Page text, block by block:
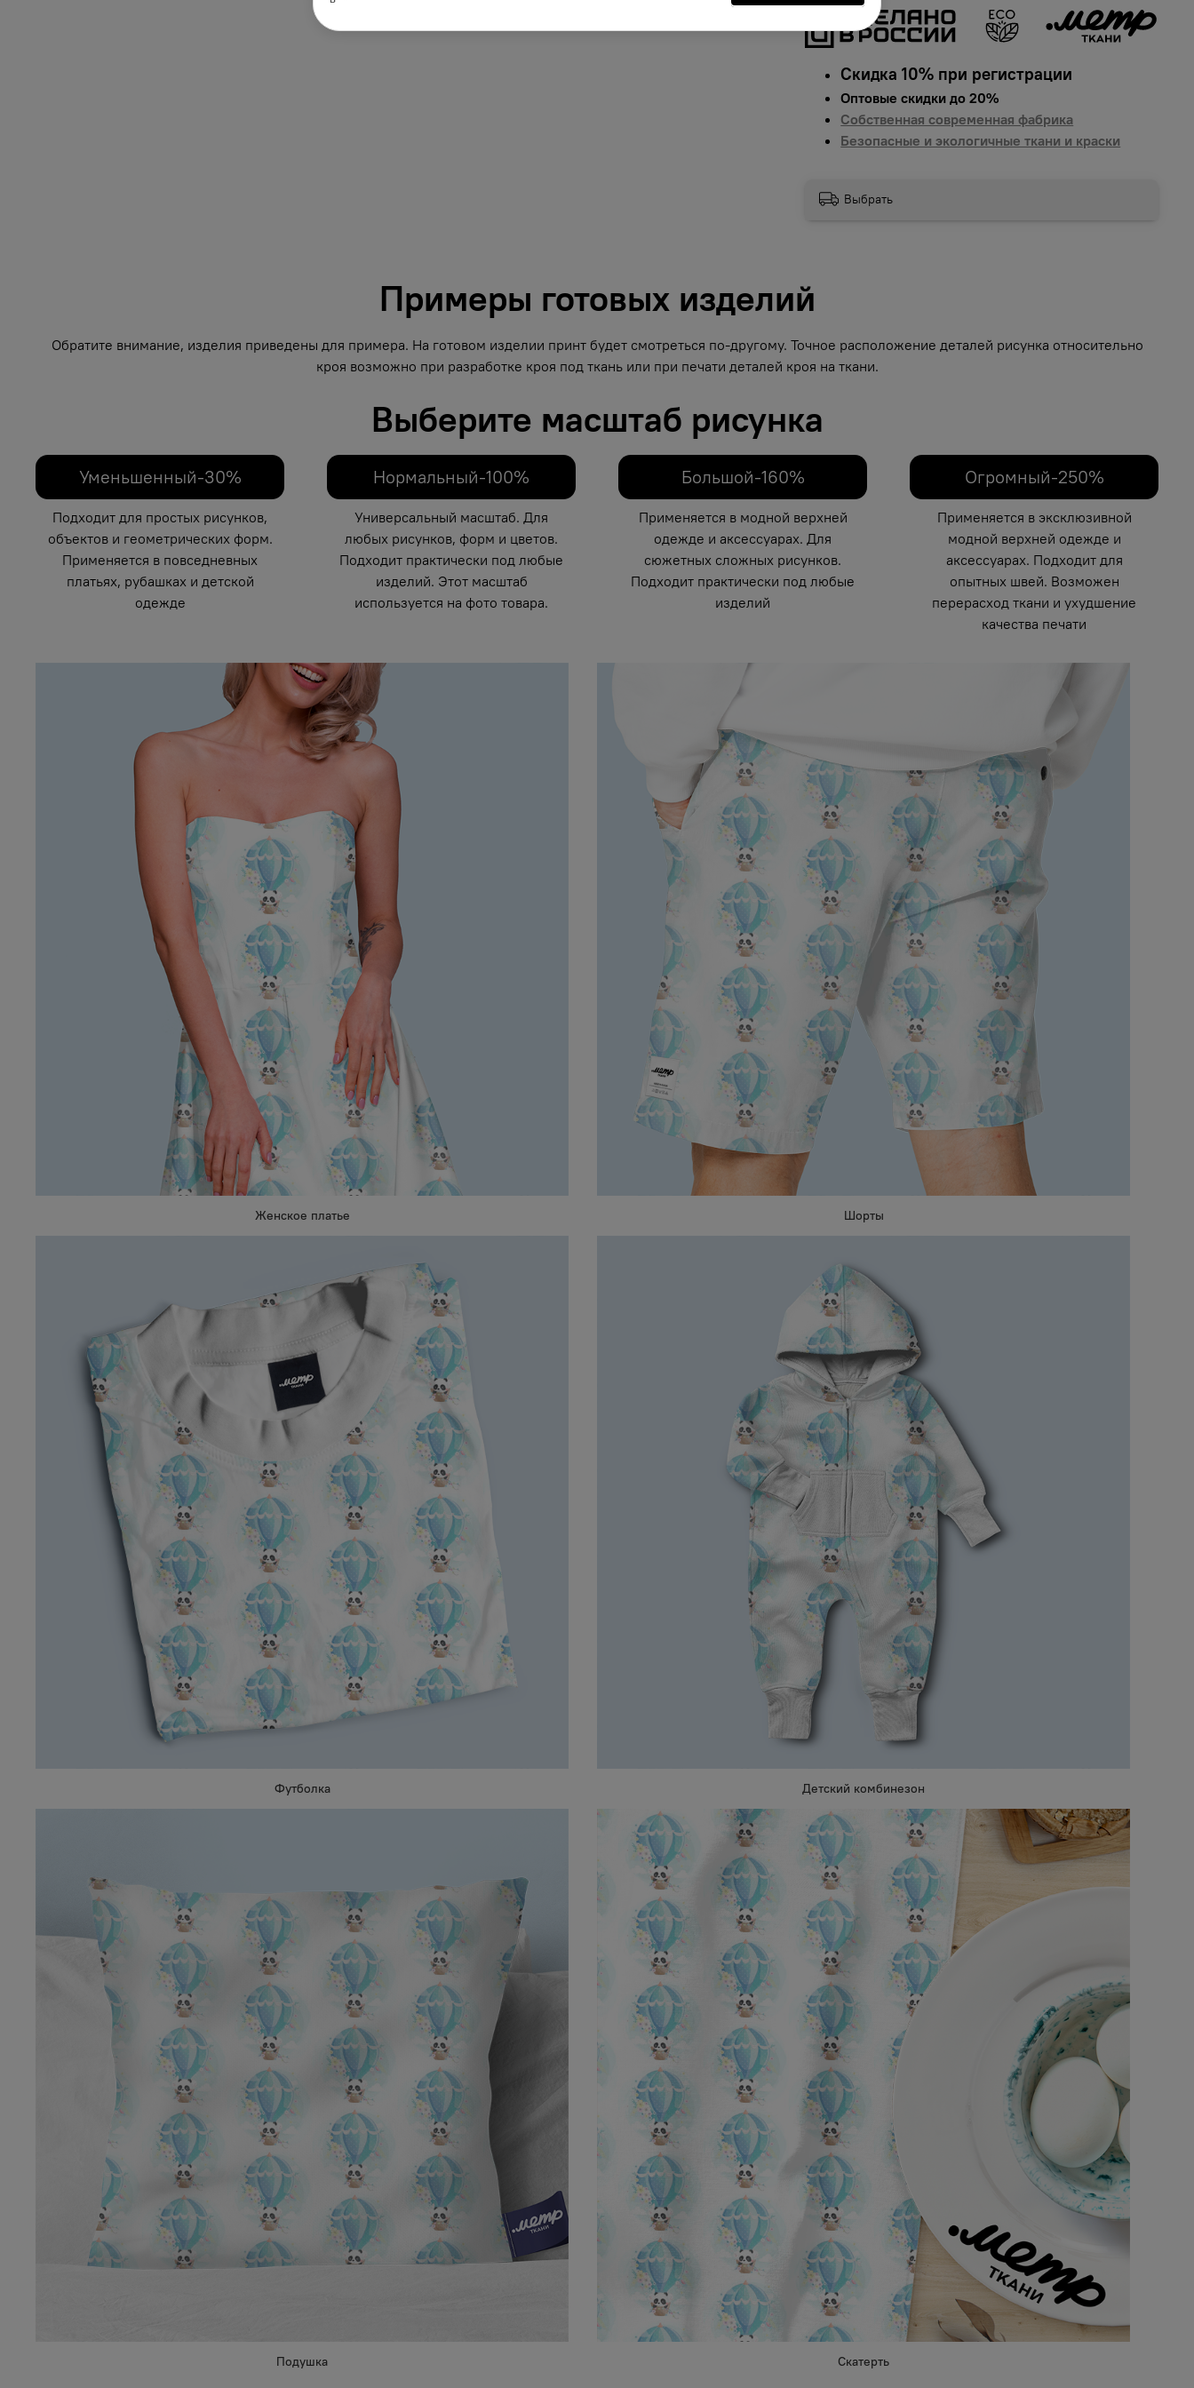
Скидка 10% при регистрации
Оптовые скидки до 20%
Собственная современная фабрика
Безопасные и экологичные ткани и краски
Выбрать
Примеры готовых изделий
Обратите внимание, изделия приведены для примера. На готовом изделии принт будет смотреться по-другому. Точное расположение деталей рисунка относительно
кроя возможно при разработке кроя под ткань или при печати деталей кроя на ткани.
Выберите масштаб рисунка
Уменьшенный-30%
Подходит для простых рисунков,
объектов и геометрических форм.
Применяется в повседневных
платьях, рубашках и детской
одежде
Нормальный-100%
Универсальный масштаб. Для
любых рисунков, форм и цветов.
Подходит практически под любые
изделий. Этот масштаб
используется на фото товара.
Большой-160%
Применяется в модной верхней
одежде и аксессуарах. Для
сюжетных сложных рисунков.
Подходит практически под любые
изделий
Огромный-250%
Применяется в эксклюзивной
модной верхней одежде и
аксессуарах. Подходит для
опытных швей. Возможен
перерасход ткани и ухудшение
качества печати
Женское платье Шорты
Футболка Детский комбинезон
Подушка Скатерть